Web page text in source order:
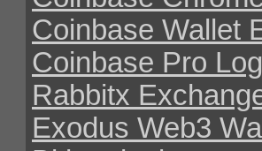
Coinbase Wallet
Coinbase Pro
Rabbitx
Exodus Web3